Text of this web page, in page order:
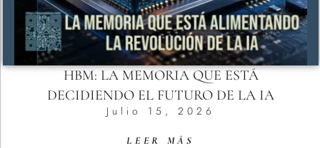
HBM: LA MEMORIA QUE ESTÁ
DECIDIENDO EL FUTURO DE LA IA
Julio 15, 2026
LEER MÁS